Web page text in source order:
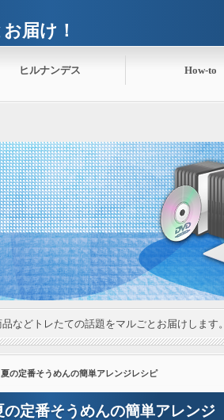
届け！
ヒルナンデス How-to
などトレたての話題をマルごとお届けします。
の定番そうめんの簡単アレンジレシピ
定番そうめんの簡単アレンジ